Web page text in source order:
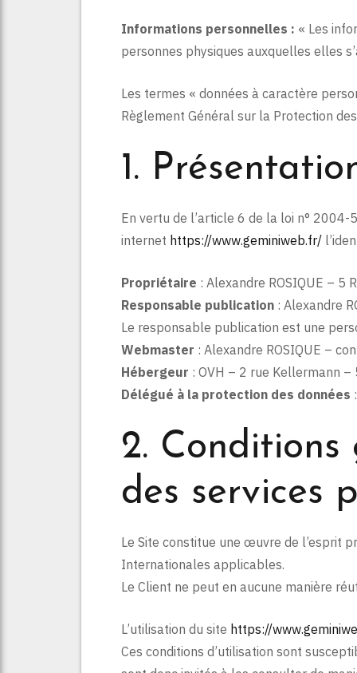
Informations personnelles : « Les
personnes physiques auxquelles elles
Les termes « données à caractère
Règlement Général sur la Protection
1.
En vertu de l’article 6 de la loi n°
internet https://www.geminiweb.fr/
Propriétaire : Alexandre ROSIQUE – 5
Responsable publication : Alexandre
Le responsable publication est une
Webmaster : Alexandre ROSIQUE –
Hébergeur : OVH – 2 rue Kellermann
Délégué à la protection des données
2. Conditions
des services
Le Site constitue une œuvre de l’esprit
Internationales applicables.
Le Client ne peut en aucune manière
L’utilisation du site https://
Ces conditions d’utilisation sont